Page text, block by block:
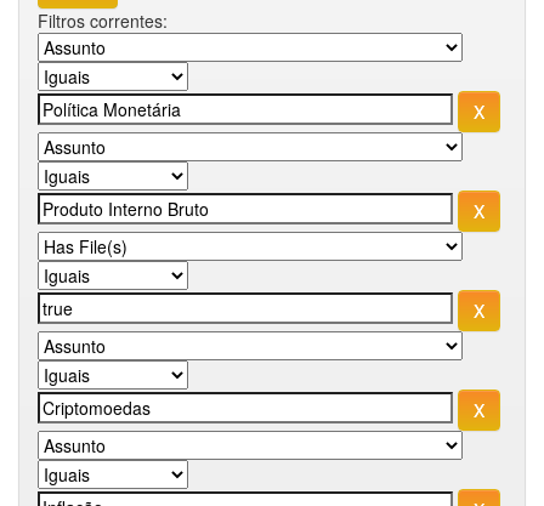
Filtros correntes: